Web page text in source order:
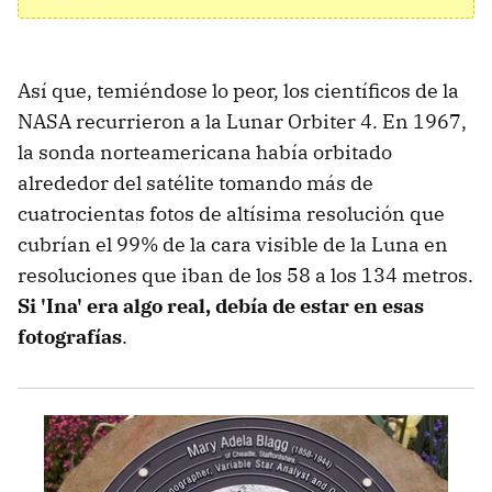
Así que, temiéndose lo peor, los científicos de la
NASA recurrieron a la Lunar Orbiter 4. En 1967,
la sonda norteamericana había orbitado
alrededor del satélite tomando más de
cuatrocientas fotos de altísima resolución que
cubrían el 99% de la cara visible de la Luna en
resoluciones que iban de los 58 a los 134 metros.
Si 'Ina' era algo real, debía de estar en esas
fotografías.